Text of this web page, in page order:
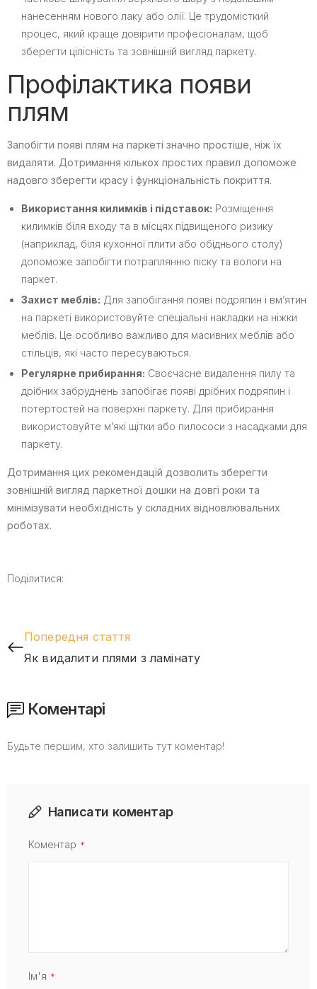
нанесенням нового лаку або олії. Це трудомісткий
процес, який краще довірити професіоналам, щоб
зберегти цілісність та зовнішній вигляд паркету.
Профілактика появи
плям
Запобігти появі плям на паркеті значно простіше, ніж їх
видаляти. Дотримання кількох простих правил допоможе
надовго зберегти красу і функціональність покриття.
Використання килимків і підставок: Розміщення
килимків біля входу та в місцях підвищеного ризику
(наприклад, біля кухонної плити або обіднього столу)
допоможе запобігти потраплянню піску та вологи на
паркет.
Захист меблів: Для запобігання появі подряпин і вм’ятин
на паркеті використовуйте спеціальні накладки на ніжки
меблів. Це особливо важливо для масивних меблів або
стільців, які часто пересуваються.
Регулярне прибирання: Своєчасне видалення пилу та
дрібних забруднень запобігає появі дрібних подряпин і
потертостей на поверхні паркету. Для прибирання
використовуйте м’які щітки або пилососи з насадками для
паркету.
Дотримання цих рекомендацій дозволить зберегти
зовнішній вигляд паркетної дошки на довгі роки та
мінімізувати необхідність у складних відновлювальних
роботах.
Поділитися:
Попередня стаття
Як видалити плями з ламінату
Коментарі
Будьте першим, хто залишить тут коментар!
Написати коментар
Коментар
Ім'я